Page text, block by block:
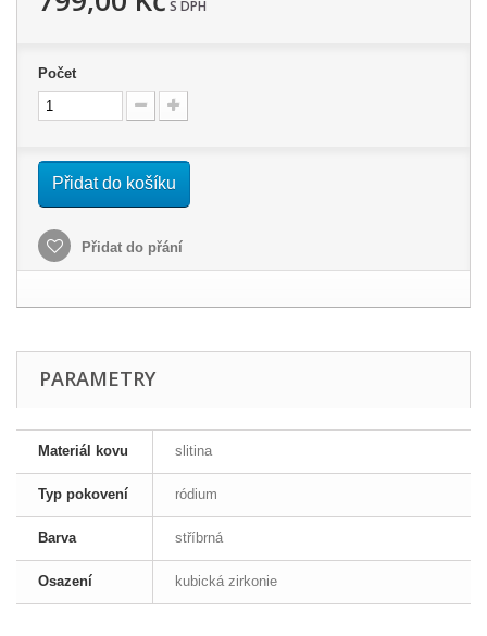
S DPH
Počet
Přidat do košíku
Přidat do přání
PARAMETRY
Materiál kovu slitina
Typ pokovení ródium
Barva stříbrná
Osazení kubická zirkonie